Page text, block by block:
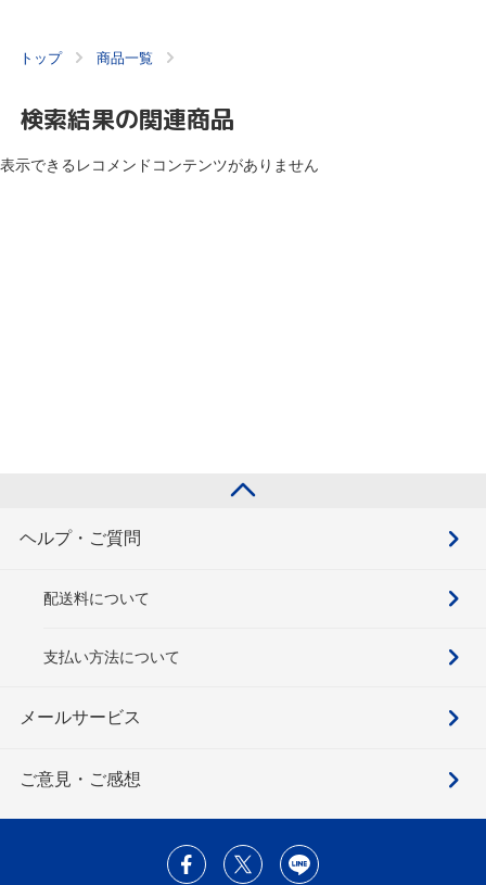
トップ 商品一覧
検索結果の関連商品
表示できるレコメンドコンテンツがありません
ヘルプ・ご質問
配送料について
支払い方法について
メールサービス
ご意見・ご感想